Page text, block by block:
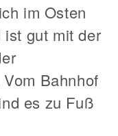
im Osten
ist gut mit der
Bahnhof
es zu Fuß